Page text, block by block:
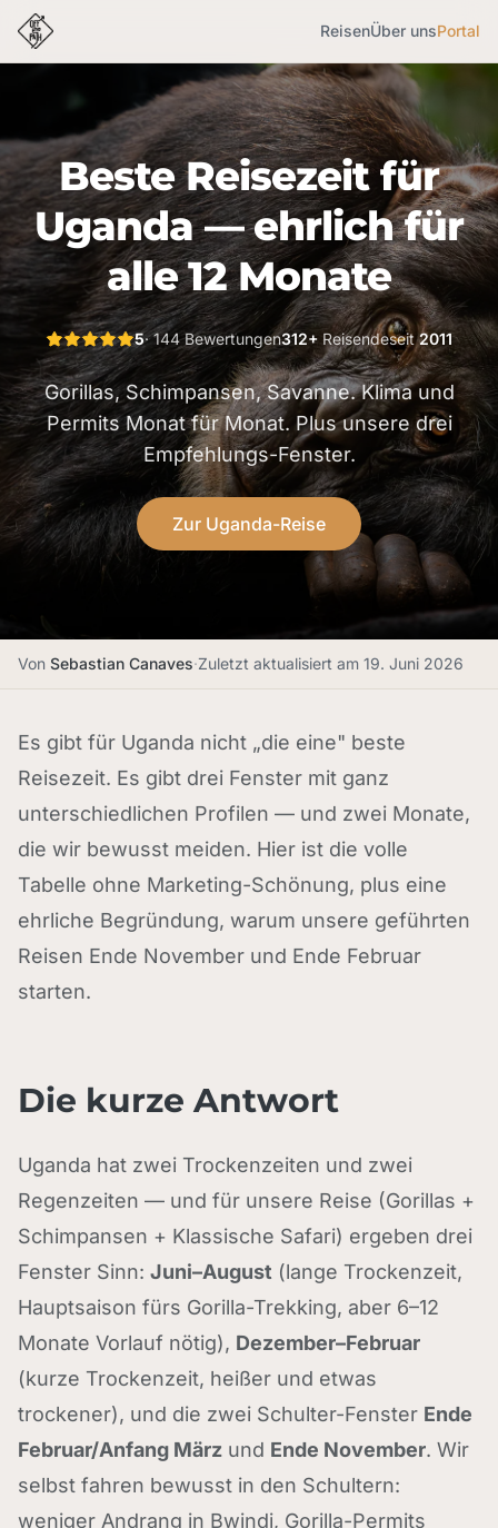
ReisenÜber unsPortal
Beste Reisezeit für
Uganda — ehrlich für
alle 12 Monate
5· 144 Bewertungen312+ Reisendeseit2011
Gorillas, Schimpansen, Savanne. Klima und
Permits Monat für Monat. Plus unsere drei
Empfehlungs-Fenster.
Zur Uganda-Reise
Von Sebastian Canaves·Zuletzt aktualisiert am 19. Juni 2026
Es gibt für Uganda nicht „die eine" beste
Reisezeit. Es gibt drei Fenster mit ganz
unterschiedlichen Profilen — und zwei Monate,
die wir bewusst meiden. Hier ist die volle
Tabelle ohne Marketing-Schönung, plus eine
ehrliche Begründung, warum unsere geführten
Reisen Ende November und Ende Februar
starten.
Die kurze Antwort
Uganda hat zwei Trockenzeiten und zwei
Regenzeiten — und für unsere Reise (Gorillas +
Schimpansen + Klassische Safari) ergeben drei
Fenster Sinn: Juni–August (lange Trockenzeit,
Hauptsaison fürs Gorilla-Trekking, aber 6–12
Monate Vorlauf nötig), Dezember–Februar
(kurze Trockenzeit, heißer und etwas
trockener), und die zwei Schulter-Fenster Ende
Februar/Anfang März und Ende November. Wir
selbst fahren bewusst in den Schultern:
weniger Andrang in Bwindi, Gorilla-Permits